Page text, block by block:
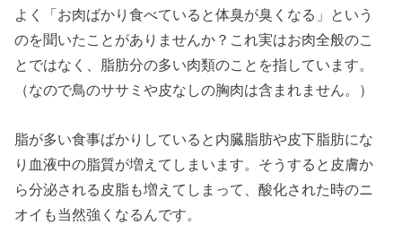
よく「お肉ばかり食べていると体臭が臭くなる」という
のを聞いたことがありませんか？これ実はお肉全般のこ
とではなく、脂肪分の多い肉類のことを指しています。
（なので鳥のササミや皮なしの胸肉は含まれません。）
脂が多い食事ばかりしていると内臓脂肪や皮下脂肪にな
り血液中の脂質が増えてしまいます。そうすると皮膚か
ら分泌される皮脂も増えてしまって、酸化された時のニ
オイも当然強くなるんです。